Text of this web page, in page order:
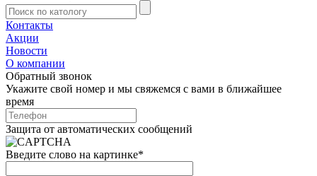
Контакты
Акции
Новости
О компании
Обратный звонок
Укажите свой номер и мы свяжемся с вами в ближайшее
время
Защита от автоматических сообщений
Введите слово на картинке*